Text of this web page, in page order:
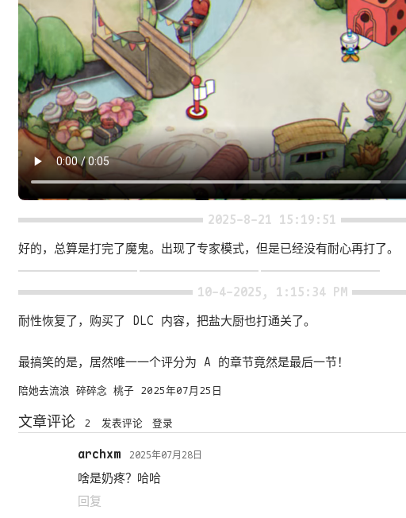
2025-8-21 15:19:51
好的，总算是打完了魔鬼。出现了专家模式，但是已经没有耐心再打了。
10-4-2025, 1:15:34 PM
耐性恢复了，购买了 DLC 内容，把盐大厨也打通关了。
最搞笑的是，居然唯一一个评分为 A 的章节竟然是最后一节！
陪她去流浪 碎碎念 桃子 2025年07月25日
文章评论 2 发表评论 登录
archxm 2025年07月28日
啥是奶疼？哈哈
回复